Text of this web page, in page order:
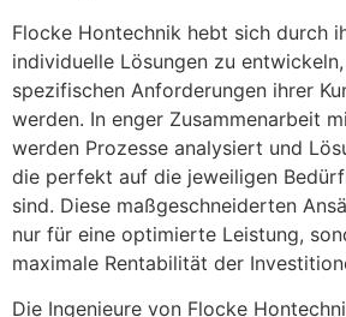
Flocke Hontechnik hebt sich durch
individuelle Lösungen zu
spezifischen Anforderungen ihrer
werden. In enger Zusammenarbeit
werden Prozesse analysiert und
die perfekt auf die jeweiligen
sind. Diese maßgeschneiderten
nur für eine optimierte Leistung,
maximale Rentabilität der
Die Ingenieure von Flocke